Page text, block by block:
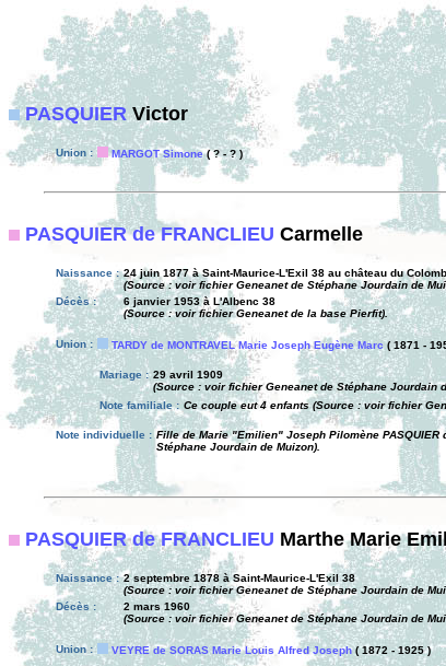
PASQUIERVictor
Union : MARGOT Simone( ? - ? )
PASQUIER de FRANCLIEU Carmelle
Naissance : 24 juin 1877 à Saint-Maurice-L'Exil 38 au château du
(Source : voir fichier Geneanet de Stéphane Jourdain de
Décès :
6 janvier 1953 à L'Albenc 38
(Source : voir fichier Geneanet de la base Pierfit).
Union : TARDY de MONTRAVEL Marie Joseph Eugène Marc( 1871 -
Mariage : 29 avril 1909
(Source : voir fichier Geneanet de Stéphane Jourdain
Note familiale : Ce couple eut 4 enfants (Source : voir fichier
Note individuelle : Fille de Marie "Emilien" Joseph Pilomène PASQUIER
Stéphane Jourdain de Muizon).
PASQUIER de FRANCLIEU Marthe Marie
Naissance : 2 septembre 1878 à Saint-Maurice-L'Exil 38
(Source : voir fichier Geneanet de Stéphane Jourdain de
Décès :
2 mars 1960
(Source : voir fichier Geneanet de Stéphane Jourdain de
Union : VEYRE de SORAS Marie Louis Alfred Joseph( 1872 - 1925 )